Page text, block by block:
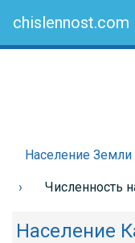
chislennost.com
Население Земли
Численность
Население